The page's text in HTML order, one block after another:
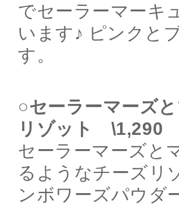
でセーラーマーキ
います♪ ピンクと
す。
○セーラーマーズ
リゾット \1,290
セーラーマーズと
るようなチーズリ
ンボワーズパウダ